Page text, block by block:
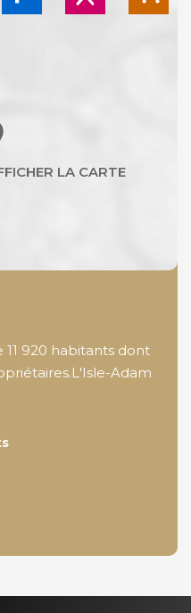
11 920 habitants dont
Adam